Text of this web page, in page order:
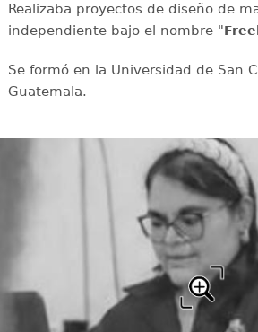
Realizaba proyectos de diseño de
independiente bajo el nombre "
Se formó en la Universidad de San
Guatemala.